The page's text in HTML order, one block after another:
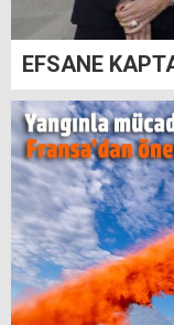
EFSANE